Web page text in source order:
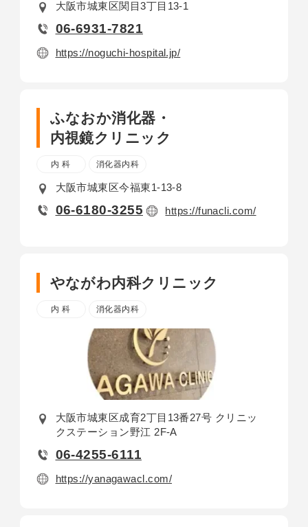
大阪市城東区関目3丁目13-1
06-6931-7821
https://noguchi-hospital.jp/
ふなおか消化器 ・
内視鏡クリニック
内 科 消化器内科
大阪市城東区今福東1-13-8
06-6180-3255 https://funacli.com/
やながわ内科クリニック
内 科 消化器内科
大阪市城東区成育2丁目13番27号 クリニッ
クステーション野江 2F-A
06-4255-6111
https://yanagawacl.com/